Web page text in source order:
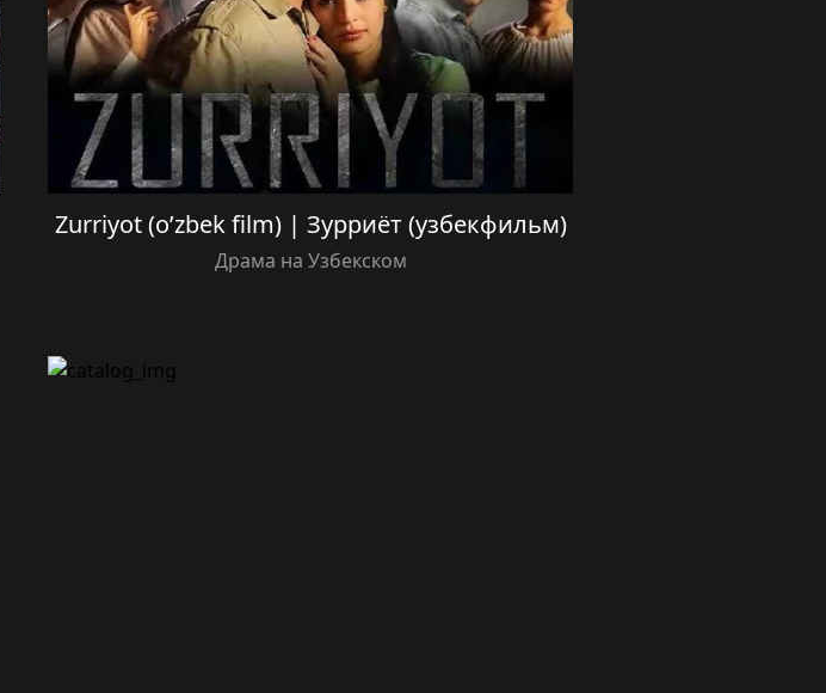
Zurriyot (o’zbek film) | Зурриёт (узбекфильм)
Драма на Узбекском